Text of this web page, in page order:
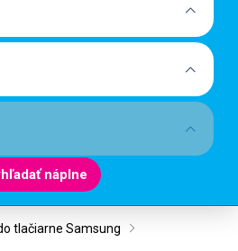
náplne
tlačiarne Samsung